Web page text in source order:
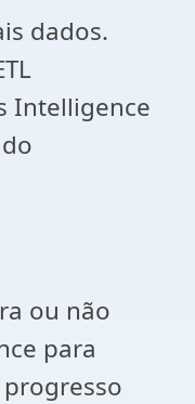
dados.
Intelligence
ou não
para